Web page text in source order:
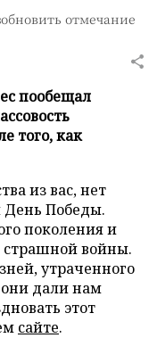
отмечание
пообещал
того, как
из вас, нет
День Победы.
поколения и
войны.
утраченного
они дали нам
этот
сайте.